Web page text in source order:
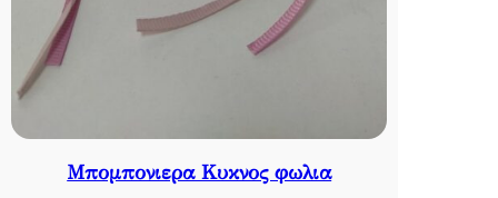
Μπομπονιερα Κυκνος φωλια